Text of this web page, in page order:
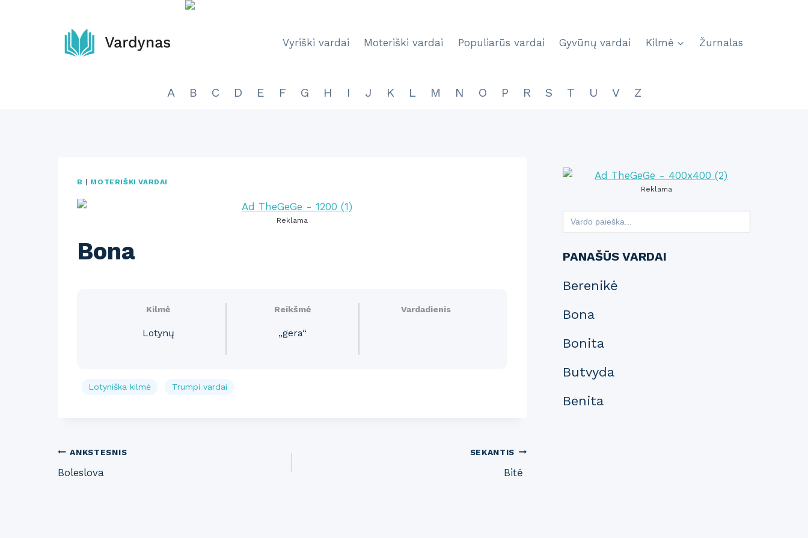
Vyriški vardai Moteriški vardai Populiarūs vardai Gyvūnų vardai Kilmė Žurnalas
A B C D E F G H I J K L M N O P R S T U V Z
B MOTERIŠKI VARDAI
Reklama
Bona
Kilmė
Lotynų
Reikšmė
„gera“
Vardadienis
Lotyniška kilmė Trumpi vardai
Post
navigation
ANKSTESNIS
Boleslova
SEKANTIS
Bitė
Reklama
Search
for:
PANAŠŪS VARDAI
Berenikė
Bona
Bonita
Butvyda
Benita